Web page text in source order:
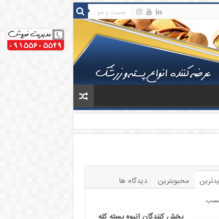
محبوبترین
دیدگاه ها
پخش کنندگان انبوه پسته کله